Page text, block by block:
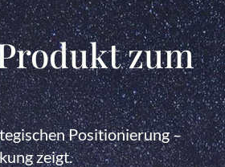
zum
Positionierung –
zeigt.